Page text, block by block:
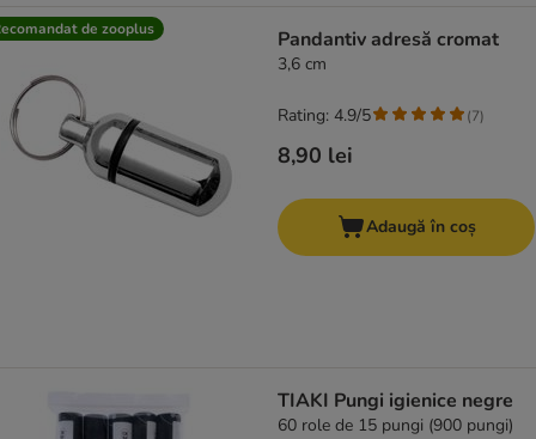
de zooplus Pandantiv adresă cromat
3,6 cm
8,90 lei
Rating: 4.9/5 (7)
Adaugă în coș
TIAKI Pungi igienice negre
60 role de 15 pungi (900 pungi)